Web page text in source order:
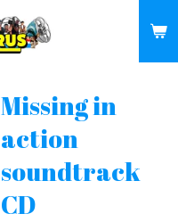
Missing in
action
soundtrack
CD